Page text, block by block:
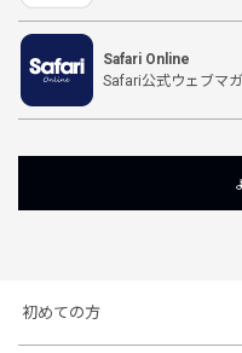
Safari Online
Safari公式ウェブマ
初めての方